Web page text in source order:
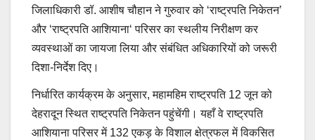
जिलाधिकारी डॉ. आशीष चौहान ने गुरुवार को ‘राष्ट्रपति निकेतन’
और ‘राष्ट्रपति आशियाना‘ परिसर का स्थलीय निरीक्षण कर
व्यवस्थाओं का जायजा लिया और संबंधित अधिकारियों को जरूरी
दिशा-निर्देश दिए।
निर्धारित कार्यक्रम के अनुसार, महामहिम राष्ट्रपति 12 जून को
देहरादून स्थित राष्ट्रपति निकेतन पहुंचेंगी। यहाँ वे राष्ट्रपति
आशियाना परिसर में 132 एकड़ के विशाल क्षेत्रफल में विकसित